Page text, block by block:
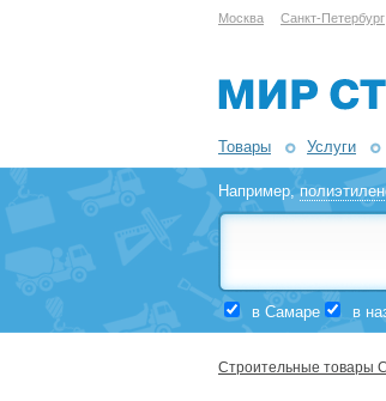
Москва Санкт-Петербург
Товары Услуги
Например,
в Самаре в
Строительные товары